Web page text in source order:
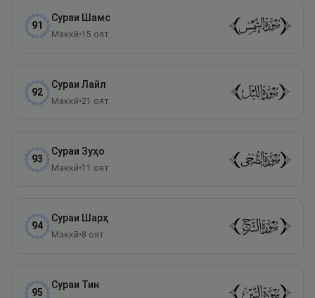
91
Сураи Шамс
Маккӣ•15 оят
92
Сураи Лайл
Маккӣ•21 оят
93
Сураи Зуҳо
Маккӣ•11 оят
94
Сураи Шарҳ
Маккӣ•8 оят
95
Сураи Тин